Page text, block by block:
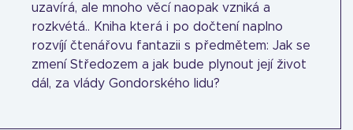
uzavírá, ale mnoho věcí naopak vzniká a
rozkvétá.. Kniha která i po dočtení naplno
rozvíjí čtenářovu fantazii s předmětem: Jak se
zmení Středozem a jak bude plynout její život
dál, za vlády Gondorského lidu?